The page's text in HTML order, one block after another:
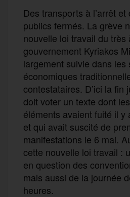
Des transports à l’arrêt
publics fermés. La grève
nouvelle loi travail du très
gouvernement Kyriakos
largement suivie dans les
économiques
contestataires. D’ici la fin
doit voter un texte dont
éléments avaient fuité il y
et qui avait suscité de
manifestations le 6 mai.
cette nouvelle loi travail :
en question des
mais aussi de la journée
heures.